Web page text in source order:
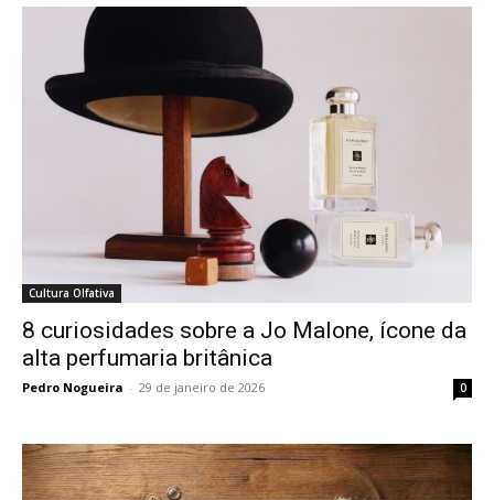
Cultura Olfativa
8 curiosidades sobre a Jo Malone, ícone da
alta perfumaria britânica
Pedro Nogueira - 29 de janeiro de 2026 0